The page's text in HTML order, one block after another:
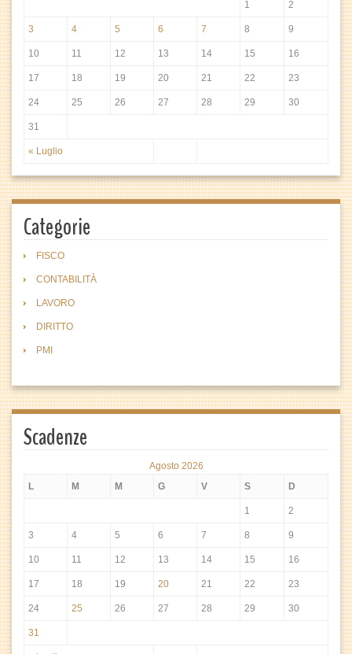
« Luglio
1 2
3 4 5 6 7 8 9
10 11 12 13 14 15 16
17 18 19 20 21 22 23
24 25 26 27 28 29 30
31
Categorie
FISCO
CONTABILITÀ
LAVORO
DIRITTO
PMI
Scadenze
Agosto 2026
L
M M G V S D
1 2
3 4 5 6 7 8 9
10 11 12 13 14 15 16
17 18 19 20 21 22 23
24 25 26 27 28 29 30
31